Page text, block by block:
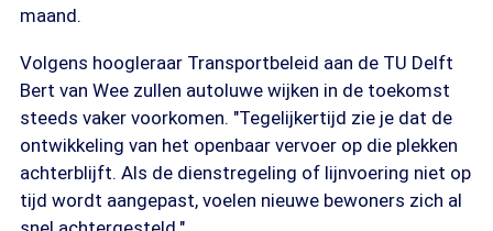
maand.
Volgens hoogleraar Transportbeleid aan de TU Delft
Bert van Wee zullen autoluwe wijken in de toekomst
steeds vaker voorkomen. "Tegelijkertijd zie je dat de
ontwikkeling van het openbaar vervoer op die plekken
achterblijft. Als de dienstregeling of lijnvoering niet op
tijd wordt aangepast, voelen nieuwe bewoners zich al